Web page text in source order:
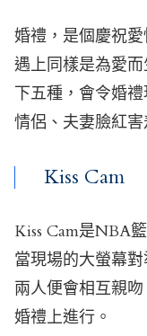
婚禮，是個慶祝
遇上同樣是為愛
下五種，會令婚
情侶、夫妻臉紅
Kiss Cam
Kiss Cam是NBA
當現場的大螢幕
兩人便會相互親
婚禮上進行。